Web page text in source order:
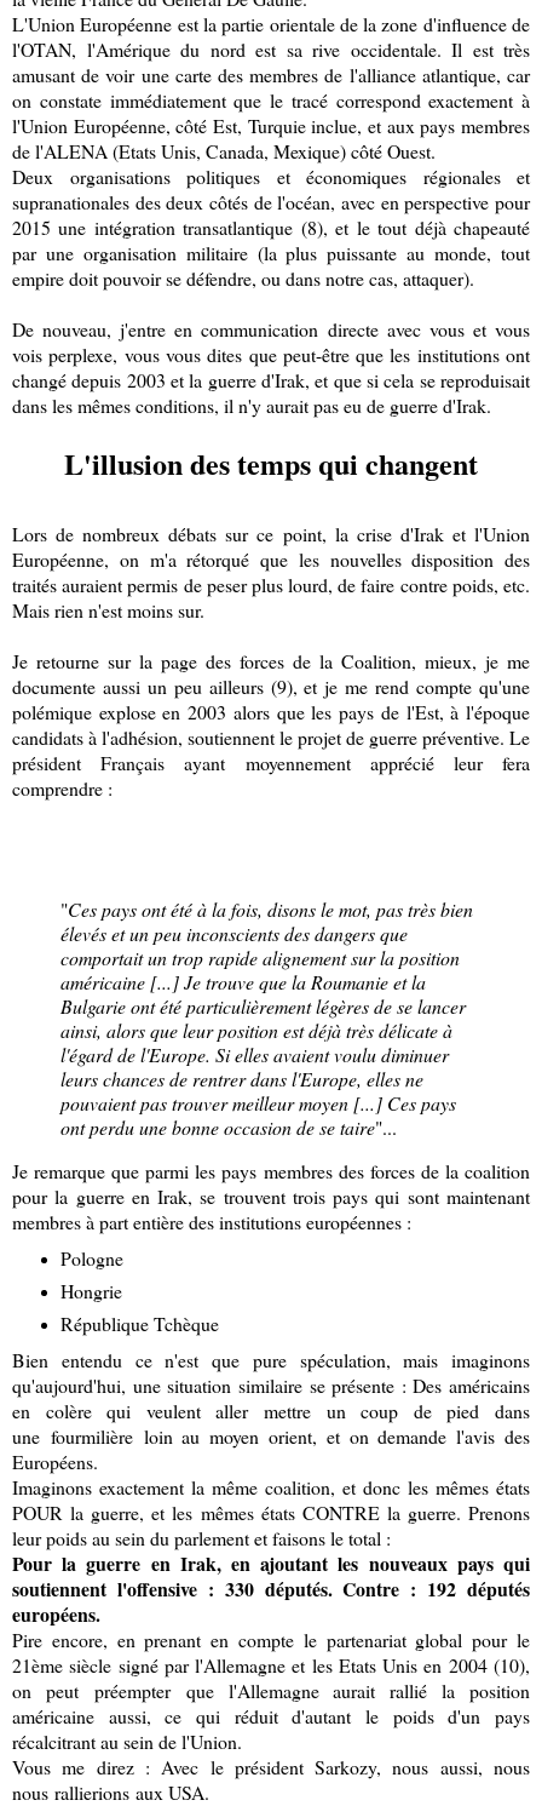
L'Union Européenne est la partie orientale de la zone d'influence de
l'OTAN, l'Amérique du nord est sa rive occidentale. Il est très
amusant de voir une carte des membres de l'alliance atlantique, car
on constate immédiatement que le tracé correspond exactement à
l'Union Européenne, côté Est, Turquie inclue, et aux pays membres
de l'ALENA (Etats Unis, Canada, Mexique) côté Ouest.
Deux organisations politiques et économiques régionales et
supranationales des deux côtés de l'océan, avec en perspective pour
2015 une intégration transatlantique (8), et le tout déjà chapeauté
par une organisation militaire (la plus puissante au monde, tout
empire doit pouvoir se défendre, ou dans notre cas, attaquer).
De nouveau, j'entre en communication directe avec vous et vous
vois perplexe, vous vous dites que peut-être que les institutions ont
changé depuis 2003 et la guerre d'Irak, et que si cela se reproduisait
dans les mêmes conditions, il n'y aurait pas eu de guerre d'Irak.
L'illusion des temps qui changent
Lors de nombreux débats sur ce point, la crise d'Irak et l'Union
Européenne, on m'a rétorqué que les nouvelles disposition des
traités auraient permis de peser plus lourd, de faire contre poids, etc.
Mais rien n'est moins sur.
Je retourne sur la page des forces de la Coalition, mieux, je me
documente aussi un peu ailleurs (9), et je me rend compte qu'une
polémique explose en 2003 alors que les pays de l'Est, à l'époque
candidats à l'adhésion, soutiennent le projet de guerre préventive. Le
président Français ayant moyennement apprécié leur fera
comprendre :
"Ces pays ont été à la fois, disons le mot, pas très bien
élevés et un peu inconscients des dangers que
comportait un trop rapide alignement sur la position
américaine [...] Je trouve que la Roumanie et la
Bulgarie ont été particulièrement légères de se lancer
ainsi, alors que leur position est déjà très délicate à
l'égard de l'Europe. Si elles avaient voulu diminuer
leurs chances de rentrer dans l'Europe, elles ne
pouvaient pas trouver meilleur moyen [...] Ces pays
ont perdu une bonne occasion de se taire"...
Je remarque que parmi les pays membres des forces de la coalition
pour la guerre en Irak, se trouvent trois pays qui sont maintenant
membres à part entière des institutions européennes :
Pologne
Hongrie
République Tchèque
Bien entendu ce n'est que pure spéculation, mais imaginons
qu'aujourd'hui, une situation similaire se présente : Des américains
en colère qui veulent aller mettre un coup de pied dans
une fourmilière loin au moyen orient, et on demande l'avis des
Européens.
Imaginons exactement la même coalition, et donc les mêmes états
POUR la guerre, et les mêmes états CONTRE la guerre. Prenons
leur poids au sein du parlement et faisons le total :
Pour la guerre en Irak, en ajoutant les nouveaux pays qui
soutiennent l'offensive : 330 députés. Contre : 192 députés
européens.
Pire encore, en prenant en compte le partenariat global pour le
21ème siècle signé par l'Allemagne et les Etats Unis en 2004 (10),
on peut préempter que l'Allemagne aurait rallié la position
américaine aussi, ce qui réduit d'autant le poids d'un pays
récalcitrant au sein de l'Union.
Vous me direz : Avec le président Sarkozy, nous aussi, nous
nous rallierions aux USA.